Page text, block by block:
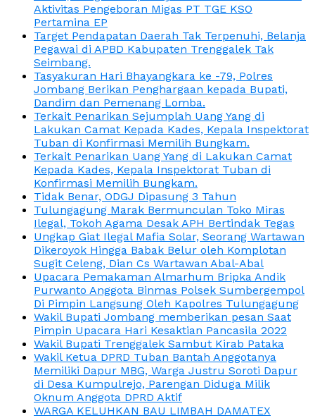
Aktivitas Pengeboran Migas PT TGE KSO
Pertamina EP
Target Pendapatan Daerah Tak Terpenuhi, Belanja
Pegawai di APBD Kabupaten Trenggalek Tak
Seimbang.
Tasyakuran Hari Bhayangkara ke -79, Polres
Jombang Berikan Penghargaan kepada Bupati,
Dandim dan Pemenang Lomba.
Terkait Penarikan Sejumplah Uang Yang di
Lakukan Camat Kepada Kades, Kepala Inspektorat
Tuban di Konfirmasi Memilih Bungkam.
Terkait Penarikan Uang Yang di Lakukan Camat
Kepada Kades, Kepala Inspektorat Tuban di
Konfirmasi Memilih Bungkam.
Tidak Benar, ODGJ Dipasung 3 Tahun
Tulungagung Marak Bermunculan Toko Miras
Ilegal, Tokoh Agama Desak APH Bertindak Tegas
Ungkap Giat Ilegal Mafia Solar, Seorang Wartawan
Dikeroyok Hingga Babak Belur oleh Komplotan
Sugit Celeng, Dian Cs Wartawan Abal-Abal
Upacara Pemakaman Almarhum Bripka Andik
Purwanto Anggota Binmas Polsek Sumbergempol
Di Pimpin Langsung Oleh Kapolres Tulungagung
Wakil Bupati Jombang memberikan pesan Saat
Pimpin Upacara Hari Kesaktian Pancasila 2022
Wakil Bupati Trenggalek Sambut Kirab Pataka
Wakil Ketua DPRD Tuban Bantah Anggotanya
Memiliki Dapur MBG, Warga Justru Soroti Dapur
di Desa Kumpulrejo, Parengan Diduga Milik
Oknum Anggota DPRD Aktif
WARGA KELUHKAN BAU LIMBAH DAMATEX